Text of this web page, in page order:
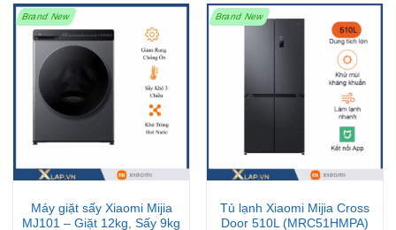
Brand New
Máy giặt sấy Xiaomi Mijia
MJ101 – Giặt 12kg, Sấy 9kg
Brand New
Tủ lạnh Xiaomi Mijia Cross
Door 510L (MRC51HMPA)